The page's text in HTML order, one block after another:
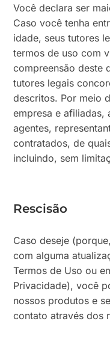
Você declara ser
Caso você tenha
idade, seus tutores
termos de uso com
compreensão deste
tutores legais
descritos. Por meio
empresa e afiliadas,
agentes,
contratados, de
incluindo, sem
Rescisão
Caso deseje
com alguma
Termos de Uso ou
Privacidade), você
nossos produtos e
contato através dos